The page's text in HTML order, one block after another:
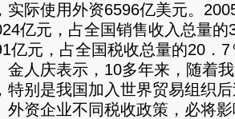
实际使用外资6596亿美元。
亿元，占全国销售收入总量
亿元，占全国税收总量的20．7
庆表示，10多年来，随着我
特别是我国加入世界贸易组织
外资企业不同税收政策，必将